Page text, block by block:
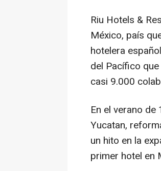
Riu Hotels &
México, país
hotelera
del Pacífico
casi 9.000
En el verano de
Yucatan,
un hito en la
primer hotel en